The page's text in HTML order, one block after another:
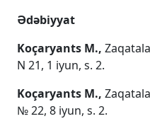
Ədəbiyyat
Koçaryants M.,
N 21, 1 iyun, s. 2.
Koçaryants M.,
№ 22, 8 iyun, s. 2.